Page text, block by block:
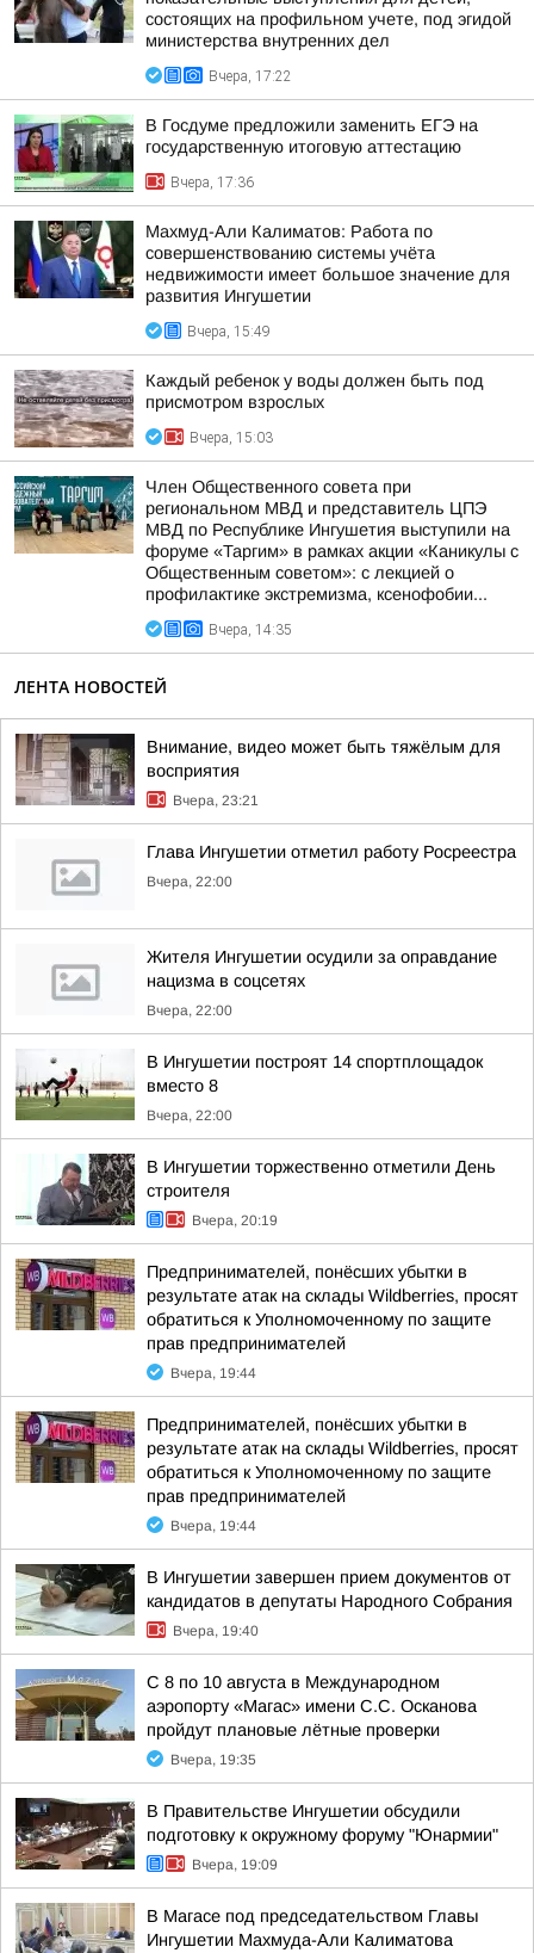
состоящих на профильном учете, под эгидой
министерства внутренних дел
Вчера, 17:22
В Госдуме предложили заменить ЕГЭ на
государственную итоговую аттестацию
Вчера, 17:36
Махмуд-Али Калиматов: Работа по
совершенствованию системы учёта
недвижимости имеет большое значение для
развития Ингушетии
Вчера, 15:49
Каждый ребенок у воды должен быть под
присмотром взрослых
Вчера, 15:03
Член Общественного совета при
региональном МВД и представитель ЦПЭ
МВД по Республике Ингушетия выступили на
форуме «Таргим» в рамках акции «Каникулы с
Общественным советом»: с лекцией о
профилактике экстремизма, ксенофобии...
Вчера, 14:35
ЛЕНТА НОВОСТЕЙ
Внимание, видео может быть тяжёлым для
восприятия
Вчера, 23:21
Глава Ингушетии отметил работу Росреестра
Вчера, 22:00
Жителя Ингушетии осудили за оправдание
нацизма в соцсетях
Вчера, 22:00
В Ингушетии построят 14 спортплощадок
вместо 8
Вчера, 22:00
В Ингушетии торжественно отметили День
строителя
Вчера, 20:19
Предпринимателей, понёсших убытки в
результате атак на склады Wildberries, просят
обратиться к Уполномоченному по защите
прав предпринимателей
Вчера, 19:44
Предпринимателей, понёсших убытки в
результате атак на склады Wildberries, просят
обратиться к Уполномоченному по защите
прав предпринимателей
Вчера, 19:44
В Ингушетии завершен прием документов от
кандидатов в депутаты Народного Собрания
Вчера, 19:40
С 8 по 10 августа в Международном
аэропорту «Магас» имени С.С. Осканова
пройдут плановые лётные проверки
Вчера, 19:35
В Правительстве Ингушетии обсудили
подготовку к окружному форуму "Юнармии"
Вчера, 19:09
В Магасе под председательством Главы
Ингушетии Махмуда-Али Калиматова